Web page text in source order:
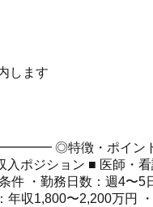
します
◎特徴・ポイント
ポジション ■ 医師・
・勤務日数：週4〜
収1,800〜2,200万円